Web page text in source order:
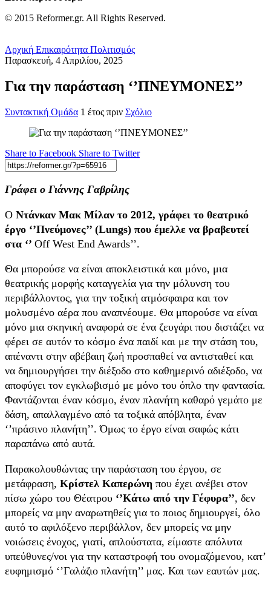
© 2015 Reformer.gr. All Rights Reserved.
Αρχική Επικαιρότητα Πολιτισμός
Παρασκευή, 4 Απριλίου, 2025
Για την παράσταση ‘’ΠΝΕΥΜΟΝΕΣ’’
Συντακτική Ομάδα 1 έτος πριν Σχόλιο
Share to Facebook Share to Twitter
Γράφει ο Γιάννης Γαβρίλης
Ο Ντάνκαν Μακ Μίλαν το 2012, γράφει το θεατρικό
έργο ‘’Πνεύμονες’’ (Lungs) που έμελλε να βραβευτεί
στα ‘’ Off West End Awards’’.
Θα μπορούσε να είναι αποκλειστικά και μόνο, μια
θεατρικής μορφής καταγγελία για την μόλυνση του
περιβάλλοντος, για την τοξική ατμόσφαιρα και τον
μολυσμένο αέρα που αναπνέουμε. Θα μπορούσε να είναι
μόνο μια σκηνική αναφορά σε ένα ζευγάρι που διστάζει να
φέρει σε αυτόν το κόσμο ένα παιδί και με την στάση του,
απέναντι στην αβέβαιη ζωή προσπαθεί να αντισταθεί και
να δημιουργήσει την διέξοδο στο καθημερινό αδιέξοδο, να
αποφύγει τον εγκλωβισμό με μόνο του όπλο την φαντασία.
Φαντάζονται έναν κόσμο, έναν πλανήτη καθαρό γεμάτο με
δάση, απαλλαγμένο από τα τοξικά απόβλητα, έναν
‘’πράσινο πλανήτη’’. Όμως το έργο είναι σαφώς κάτι
παραπάνω από αυτά.
Παρακολουθώντας την παράσταση του έργου, σε
μετάφραση, Κρίστελ Καπερώνη που έχει ανέβει στον
πίσω χώρο του Θέατρου ‘’Κάτω από την Γέφυρα’’, δεν
μπορείς να μην αναρωτηθείς για το ποιος δημιουργεί, όλο
αυτό το αφιλόξενο περιβάλλον, δεν μπορείς να μην
νοιώσεις ένοχος, γιατί, απλούστατα, είμαστε απόλυτα
υπεύθυνες/νοι για την καταστροφή του ονομαζόμενου, κατ’
ευφημισμό ‘’Γαλάζιο πλανήτη’’ μας. Και των εαυτών μας.